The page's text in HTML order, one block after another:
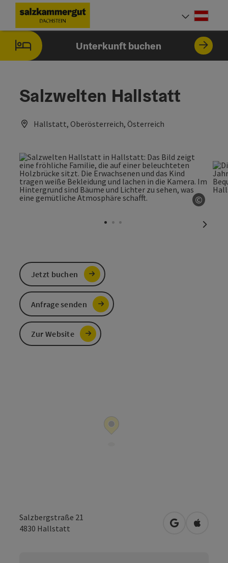
Zum InhaltAccesskey
[0]
Zur NavigationAccesskey
[1]
Zum Seitenanfang
Unterkunft buchen
Salzwelten Hallstatt
Hallstatt, Oberösterreich, Österreich
©
Salzbergstraße 21
4830 Hallstatt in Google
in
Jetzt buchen
Anfrage senden
Zur Website